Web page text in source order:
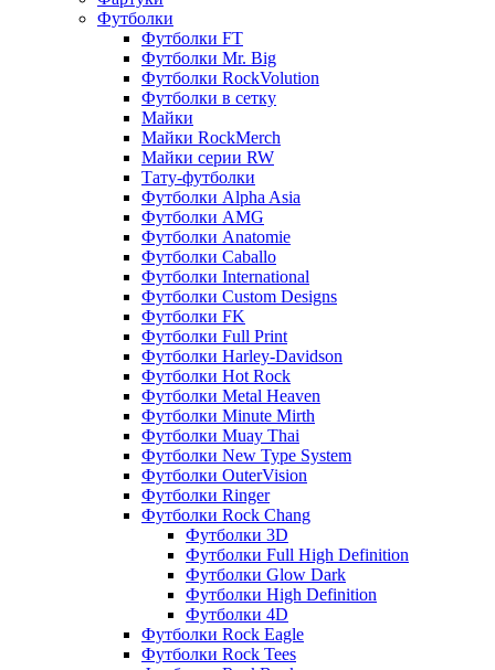
Футболки
Футболки FT
Футболки Mr. Big
Футболки RockVolution
Футболки в сетку
Майки
Майки RockMerch
Майки серии RW
Тату-футболки
Футболки Alpha Asia
Футболки AMG
Футболки Anatomie
Футболки Caballo
Футболки International
Футболки Custom Designs
Футболки FK
Футболки Full Print
Футболки Harley-Davidson
Футболки Hot Rock
Футболки Metal Heaven
Футболки Minute Mirth
Футболки Muay Thai
Футболки New Type System
Футболки OuterVision
Футболки Ringer
Футболки Rock Chang
Футболки 3D
Футболки Full High Definition
Футболки Glow Dark
Футболки High Definition
Футболки 4D
Футболки Rock Eagle
Футболки Rock Tees